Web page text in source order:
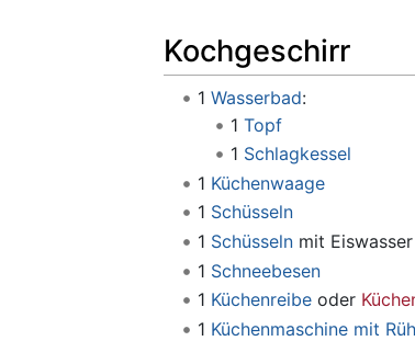
Kochgeschirr
1 Wasserbad:
1Topf
1 Schlagkessel
1 Küchenwaage
1 Schüsseln
1 Schüsselnmit Eiswasser
1 Schneebesen
1 Küchenreibeoder
1 Küchenmaschine mit